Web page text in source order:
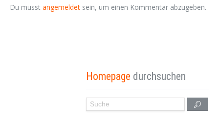
Du musst angemeldet sein, um einen Kommentar abzugeben.
Homepage durchsuchen